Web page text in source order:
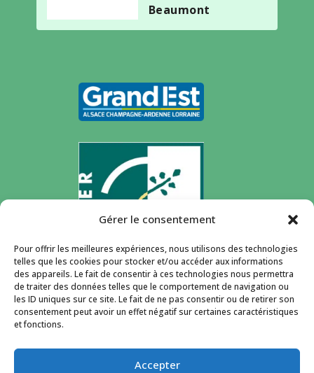
Gérer le consentement
Pour offrir les meilleures expériences, nous utilisons des technologies
telles que les cookies pour stocker et/ou accéder aux informations
des appareils. Le fait de consentir à ces technologies nous permettra
de traiter des données telles que le comportement de navigation ou
les ID uniques sur ce site. Le fait de ne pas consentir ou de retirer son
consentement peut avoir un effet négatif sur certaines caractéristiques
et fonctions.
Accepter
Beaumont